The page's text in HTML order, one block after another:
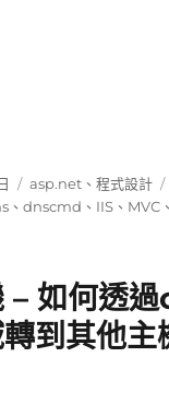
分
類
asp.net 、程式設計
、dnscmd 、 IIS 、 MVC 、
– 如何透
到其他主